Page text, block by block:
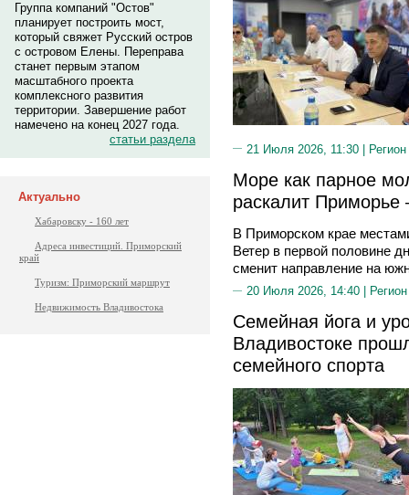
Группа компаний "Остов"
планирует построить мост,
который свяжет Русский остров
с островом Елены. Переправа
станет первым этапом
масштабного проекта
комплексного развития
территории. Завершение работ
намечено на конец 2027 года.
статьи раздела
Актуально
Хабаровску - 160 лет
Адреса инвестиций. Приморский
край
Туризм: Приморский маршрут
Недвижимость Владивостока
21 Июля 2026, 11:30 |
Море как парное
раскалит
В Приморском крае
Ветер в первой половине
сменит направление на
20 Июля 2026, 14:40 |
Семейная йога и
Владивостоке
семейного спорта